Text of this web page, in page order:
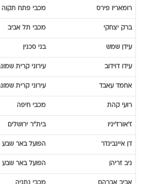
רומאריו פירס מכבי פתח תקוה
ברק יצחקי מכבי תל אביב
עידן שמש בני סכנין
עידו דוידוב עירוני קרית
אחמד עאבד עירוני קרית
רועי קהת מכבי חיפה
ז'אורז'יניו בית"ר ירושלים
דן איינבינדר הפועל באר שבע
ניב זריהן הפועל באר שבע